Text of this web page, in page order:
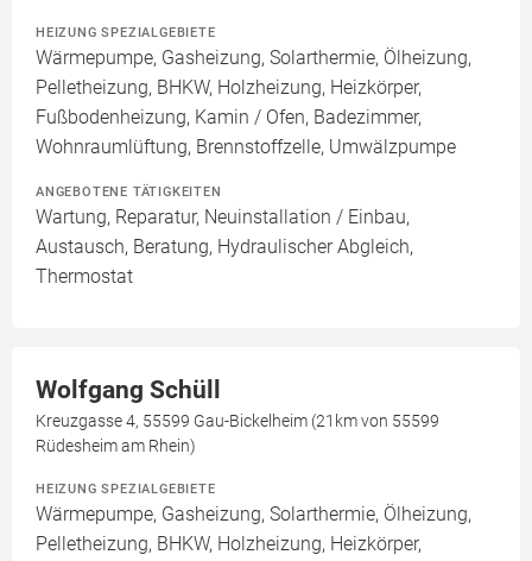
HEIZUNG SPEZIALGEBIETE
Wärmepumpe, Gasheizung, Solarthermie, Ölheizung,
Pelletheizung, BHKW, Holzheizung, Heizkörper,
Fußbodenheizung, Kamin / Ofen, Badezimmer,
Wohnraumlüftung, Brennstoffzelle, Umwälzpumpe
ANGEBOTENE TÄTIGKEITEN
Wartung, Reparatur, Neuinstallation / Einbau,
Austausch, Beratung, Hydraulischer Abgleich,
Thermostat
Wolfgang Schüll
Kreuzgasse 4, 55599 Gau-Bickelheim (21km von 55599
Rüdesheim am Rhein)
HEIZUNG SPEZIALGEBIETE
Wärmepumpe, Gasheizung, Solarthermie, Ölheizung,
Pelletheizung, BHKW, Holzheizung, Heizkörper,